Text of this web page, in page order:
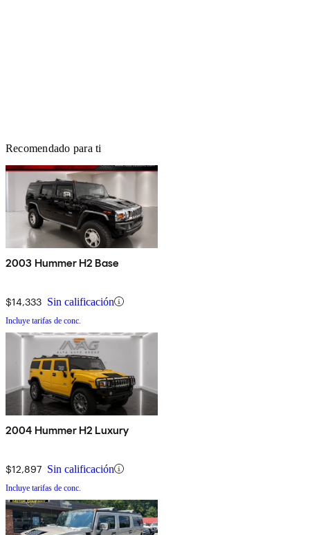
Recomendado para ti
2003 Hummer H2 Base
$14,333 Sin calificación
Incluye tarifas de conc.
2004 Hummer H2 Luxury
$12,897 Sin calificación
Incluye tarifas de conc.